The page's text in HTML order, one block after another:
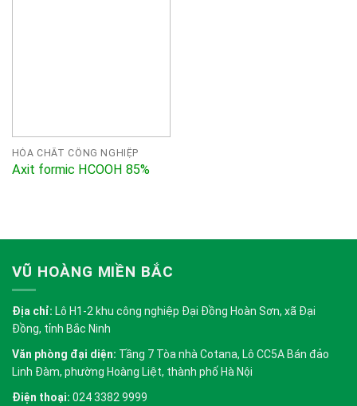
HÓA CHẤT CÔNG NGHIỆP
Axit formic HCOOH 85%
VŨ HOÀNG MIỀN BẮC
Địa chỉ: Lô H1-2 khu công nghiệp Đại Đồng Hoàn Sơn, xã Đại
Đồng, tỉnh Bắc Ninh
Văn phòng đại diện: Tầng 7 Tòa nhà Cotana, Lô CC5A Bán đảo
Linh Đàm, phường Hoàng Liệt, thành phố Hà Nội
Điện thoại: 024 3382 9999